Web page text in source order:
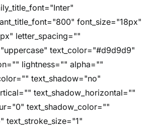
font_size="18px"
letter_spacing=""
text_color="#d9d9d9"
lightness="" alpha=""
text_shadow="no"
text_shadow_horizontal=""
text_shadow_color=""
text_stroke_size="1"